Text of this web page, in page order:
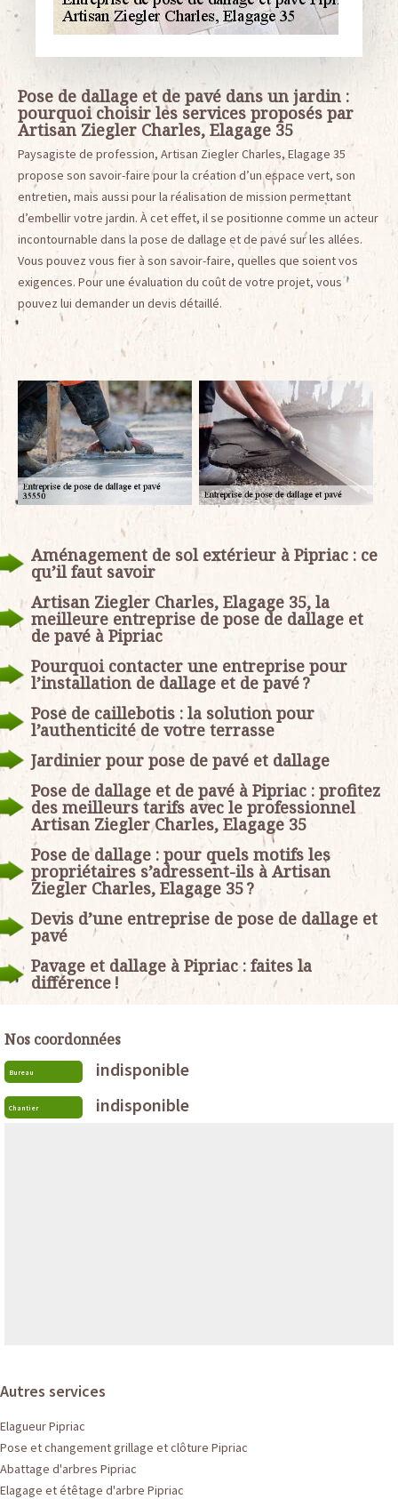
Pose de dallage et de pavé dans un jardin :
pourquoi choisir les services proposés par
Artisan Ziegler Charles, Elagage 35
Paysagiste de profession, Artisan Ziegler Charles, Elagage 35
propose son savoir-faire pour la création d’un espace vert, son
entretien, mais aussi pour la réalisation de mission permettant
d’embellir votre jardin. À cet effet, il se positionne comme un acteur
incontournable dans la pose de dallage et de pavé sur les allées.
Vous pouvez vous fier à son savoir-faire, quelles que soient vos
exigences. Pour une évaluation du coût de votre projet, vous
pouvez lui demander un devis détaillé.
Aménagement de sol extérieur à Pipriac : ce
qu’il faut savoir
Artisan Ziegler Charles, Elagage 35, la
meilleure entreprise de pose de dallage et
de pavé à Pipriac
Pourquoi contacter une entreprise pour
l’installation de dallage et de pavé ?
Pose de caillebotis : la solution pour
l’authenticité de votre terrasse
Jardinier pour pose de pavé et dallage
Pose de dallage et de pavé à Pipriac : profitez
des meilleurs tarifs avec le professionnel
Artisan Ziegler Charles, Elagage 35
Pose de dallage : pour quels motifs les
propriétaires s’adressent-ils à Artisan
Ziegler Charles, Elagage 35 ?
Devis d’une entreprise de pose de dallage et
pavé
Pavage et dallage à Pipriac : faites la
différence !
Nos coordonnées
Bureau indisponible
Chantier indisponible
Autres services
Elagueur Pipriac
Pose et changement grillage et clôture Pipriac
Abattage d'arbres Pipriac
Elagage et étêtage d'arbre Pipriac